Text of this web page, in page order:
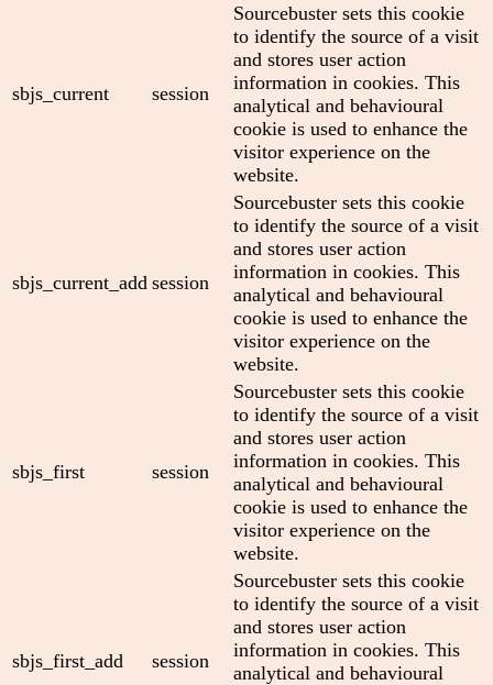
sbjs_current session
Sourcebuster sets this cookie
to identify the source of a visit
and stores user action
information in cookies. This
analytical and behavioural
cookie is used to enhance the
visitor experience on the
website.
sbjs_current_add session
Sourcebuster sets this cookie
to identify the source of a visit
and stores user action
information in cookies. This
analytical and behavioural
cookie is used to enhance the
visitor experience on the
website.
sbjs_first session
Sourcebuster sets this cookie
to identify the source of a visit
and stores user action
information in cookies. This
analytical and behavioural
cookie is used to enhance the
visitor experience on the
website.
sbjs_first_add session
Sourcebuster sets this cookie
to identify the source of a visit
and stores user action
information in cookies. This
analytical and behavioural